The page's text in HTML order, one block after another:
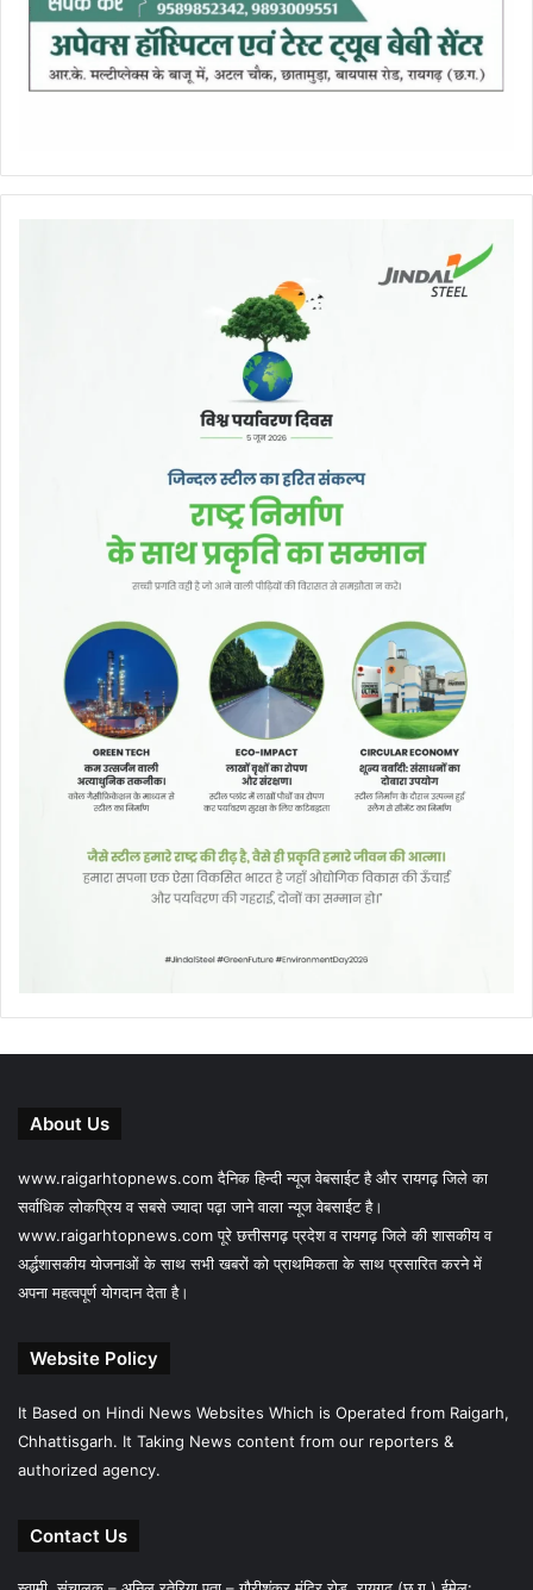
About Us
www.raigarhtopnews.com दैनिक हिन्दी न्यूज वेबसाईट है और रायगढ़ जिले का
सर्वाधिक लोकप्रिय व सबसे ज्यादा पढ़ा जाने वाला न्यूज वेबसाईट है।
www.raigarhtopnews.com पूरे छत्तीसगढ़ प्रदेश व रायगढ़ जिले की शासकीय व
अर्द्धशासकीय योजनाओं के साथ सभी खबरों को प्राथमिकता के साथ प्रसारित करने में
अपना महत्वपूर्ण योगदान देता है।
Website Policy
It Based on Hindi News Websites Which is Operated from Raigarh,
Chhattisgarh. It Taking News content from our reporters &
authorized agency.
Contact Us